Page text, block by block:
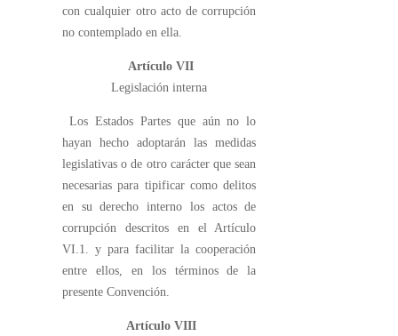
con cualquier otro acto de corrupción
no contemplado en ella.
Artículo VII
Legislación interna
Los Estados Partes que aún no lo
hayan hecho adoptarán las medidas
legislativas o de otro carácter que sean
necesarias para tipificar como delitos
en su derecho interno los actos de
corrupción descritos en el Artículo
VI.1. y para facilitar la cooperación
entre ellos, en los términos de la
presente Convención.
Artículo VIII